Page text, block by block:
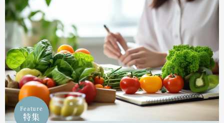
Feature
特集